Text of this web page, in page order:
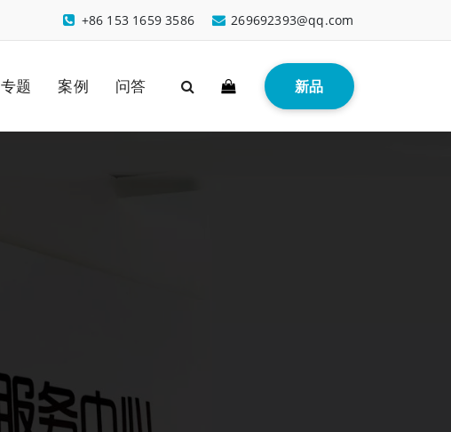
269692393@qq.com
+86 153 1659 3586
专题 案例 问答 新品